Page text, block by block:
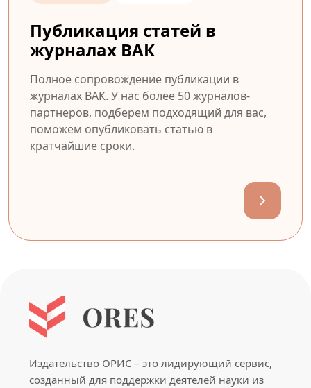
Публикация статей в
журналах ВАК
Полное сопровождение публикации в
журналах ВАК. У нас более 50 журналов-
партнеров, подберем подходящий для вас,
поможем опубликовать статью в
кратчайшие сроки.
Издательство ОРИС – это лидирующий сервис,
созданный для поддержки деятелей науки из